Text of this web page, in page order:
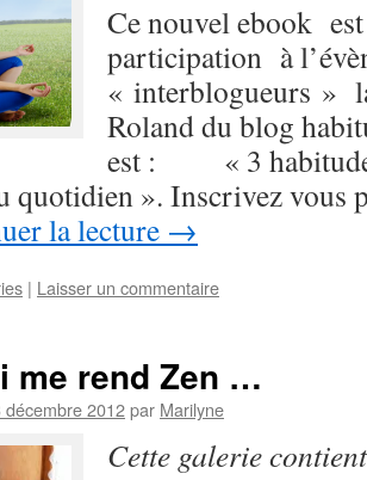
Ce nouvel ebook
participation à
« interblogueurs »
Roland du blog
est : « 3
quotidien ». Inscrivez vous
la lecture →
| Laisser un commentaire
me rend Zen …
décembre 2012par Marilyne
Cette galerie